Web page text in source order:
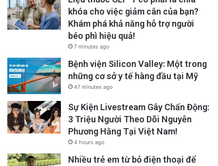
khóa cho việc giảm cân của bạn?
Khám phá khả năng hỗ trợ người
béo phì hiệu quả!
7 minutes ago
Bệnh viện Silicon Valley: Một trong
những cơ sở y tế hàng đầu tại Mỹ
47 minutes ago
Sự Kiện Livestream Gây Chấn Động:
3 Triệu Người Theo Dõi Nguyễn
Phương Hằng Tại Việt Nam!
4 hours ago
Nhiều trẻ em từ bỏ điện thoại để